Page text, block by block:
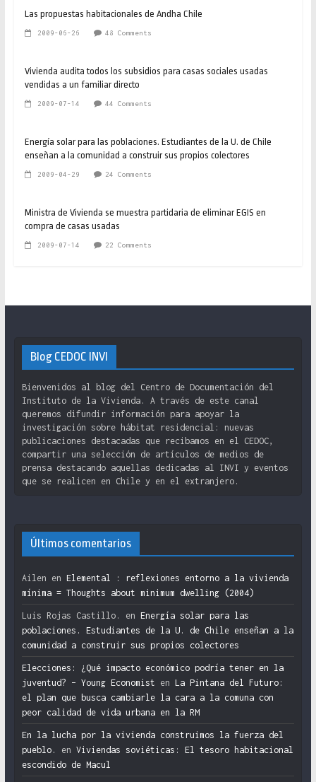
Las propuestas habitacionales de Andha Chile
2009-06-26 48 Comments
Vivienda audita todos los subsidios para casas sociales usadas
vendidas a un familiar directo
2009-07-14 44 Comments
Energía solar para las poblaciones. Estudiantes de la U. de Chile
enseñan a la comunidad a construir sus propios colectores
2009-04-29 24 Comments
Ministra de Vivienda se muestra partidaria de eliminar EGIS en
compra de casas usadas
2009-07-14 22 Comments
Blog CEDOC INVI
Bienvenidos al blog del Centro de Documentación del
Instituto de la Vivienda. A través de este canal
queremos difundir información para apoyar la
investigación sobre hábitat residencial: nuevas
publicaciones destacadas que recibamos en el CEDOC,
compartir una selección de artículos de medios de
prensa destacando aquellas dedicadas al INVI y eventos
que se realicen en Chile y en el extranjero.
Últimos comentarios
Ailen en Elemental : reflexiones entorno a la vivienda
mínima = Thoughts about minimum dwelling (2004)
Luis Rojas Castillo. en Energía solar para las
poblaciones. Estudiantes de la U. de Chile enseñan a la
comunidad a construir sus propios colectores
Elecciones: ¿Qué impacto económico podría tener en la
juventud? – Young Economist en La Pintana del Futuro:
el plan que busca cambiarle la cara a la comuna con
peor calidad de vida urbana en la RM
En la lucha por la vivienda construimos la fuerza del
pueblo.
en Viviendas soviéticas: El tesoro habitacional
escondido de Macul